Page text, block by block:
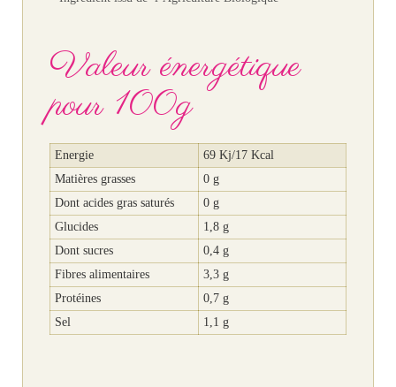
Valeur énergétique
pour 100g
Energie
69 Kj/17 Kcal
Matières grasses
0 g
Dont acides gras saturés
0 g
Glucides
1,8 g
Dont sucres
0,4 g
Fibres alimentaires
3,3 g
Protéines
0,7 g
Sel
1,1 g